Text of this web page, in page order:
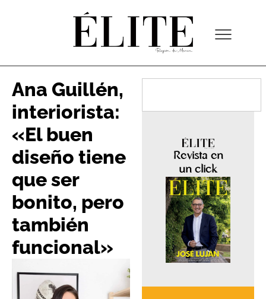
Ana Guillén,
interiorista:
«El buen
diseño tiene
que ser
bonito, pero
también
funcional»
Revista en
un click